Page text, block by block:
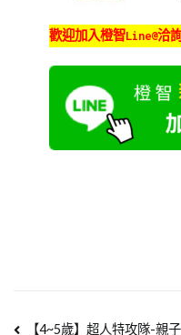
歡迎加入橙智Line@洽
【4~5歲】超人特攻隊-親